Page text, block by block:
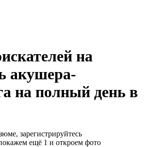
на
акушера-
на полный день в
зарегистрируйтесь
ещё 1 и откроем фото